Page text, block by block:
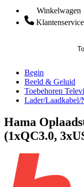
Winkelwagen
Klantenservice
Begin
Beeld & Geluid
Toebehoren
Lader/Laadkabel/
Hama
(1xQC3.0,